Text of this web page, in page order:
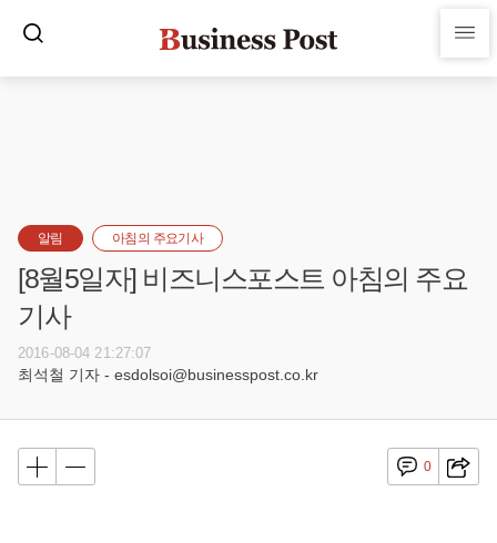
알림 아침의 주요기사
[8월5일자] 비즈니스포스트 아침의 주요
기사
2016-08-04 21:27:07
최석철 기자 - esdolsoi@businesspost.co.kr
0